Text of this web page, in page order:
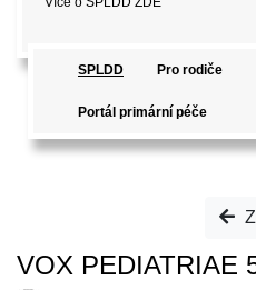
SPLDD Pro rodiče
Portál primární péče
VOX PEDIATRIAE